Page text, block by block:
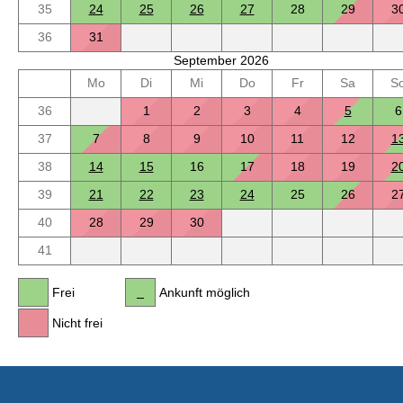
35
24 25 26 27 28 29
36
31
September 2026
Mo
Di Mi Do Fr Sa
36
1 2 3 4 5
6
37
7 8 9 10 11 12
38
14 15 16 17 18 19
39
21 22 23 24 25 26
40
28 29
30
41
Frei
Nicht frei
Ankunft möglich